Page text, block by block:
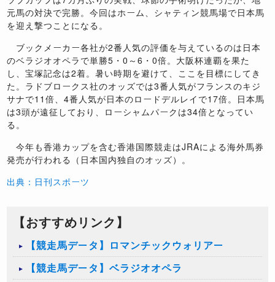
元馬の対決で完勝。今回はホーム、シャティン競馬場で日本馬
を迎え撃つことになる。
ブックメーカー各社が2番人気の評価を与えているのは日本
のベラジオオペラで単勝5・0～6・0倍。大阪杯連覇を果た
し、宝塚記念は2着。暑い時期を避けて、ここを目標にしてき
た。ラドブロークス社のオッズでは3番人気がフランスのキジ
サナで11倍、4番人気が日本のロードデルレイで17倍。日本馬
は3頭が遠征しており、ローシャムパークは34倍となってい
る。
今年も香港カップを含む香港国際競走はJRAによる海外馬券
発売が行われる（日本国内独自のオッズ）。
出典：日刊スポーツ
【おすすめリンク】
【競走馬データ】ロマンチックウォリアー
【競走馬データ】ベラジオオペラ